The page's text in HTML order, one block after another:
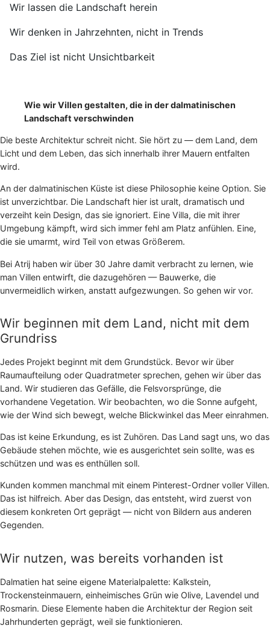
Wir lassen die Landschaft herein
Wir denken in Jahrzehnten, nicht in Trends
Das Ziel ist nicht Unsichtbarkeit
Wie wir Villen gestalten, die in der dalmatinischen
Landschaft verschwinden
Die beste Architektur schreit nicht. Sie hört zu — dem Land, dem
Licht und dem Leben, das sich innerhalb ihrer Mauern entfalten
wird.
An der dalmatinischen Küste ist diese Philosophie keine Option. Sie
ist unverzichtbar. Die Landschaft hier ist uralt, dramatisch und
verzeiht kein Design, das sie ignoriert. Eine Villa, die mit ihrer
Umgebung kämpft, wird sich immer fehl am Platz anfühlen. Eine,
die sie umarmt, wird Teil von etwas Größerem.
Bei Atrij haben wir über 30 Jahre damit verbracht zu lernen, wie
man Villen entwirft, die dazugehören — Bauwerke, die
unvermeidlich wirken, anstatt aufgezwungen. So gehen wir vor.
Wir beginnen mit dem Land, nicht mit dem
Grundriss
Jedes Projekt beginnt mit dem Grundstück. Bevor wir über
Raumaufteilung oder Quadratmeter sprechen, gehen wir über das
Land. Wir studieren das Gefälle, die Felsvorsprünge, die
vorhandene Vegetation. Wir beobachten, wo die Sonne aufgeht,
wie der Wind sich bewegt, welche Blickwinkel das Meer einrahmen.
Das ist keine Erkundung, es ist Zuhören. Das Land sagt uns, wo das
Gebäude stehen möchte, wie es ausgerichtet sein sollte, was es
schützen und was es enthüllen soll.
Kunden kommen manchmal mit einem Pinterest-Ordner voller Villen.
Das ist hilfreich. Aber das Design, das entsteht, wird zuerst von
diesem konkreten Ort geprägt — nicht von Bildern aus anderen
Gegenden.
Wir nutzen, was bereits vorhanden ist
Dalmatien hat seine eigene Materialpalette: Kalkstein,
Trockensteinmauern, einheimisches Grün wie Olive, Lavendel und
Rosmarin. Diese Elemente haben die Architektur der Region seit
Jahrhunderten geprägt, weil sie funktionieren.